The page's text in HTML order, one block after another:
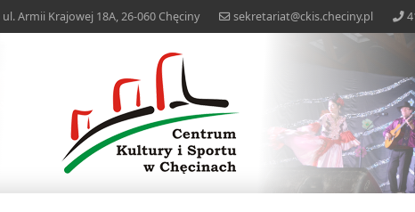
sekretariat@ckis.checiny.pl
Armii Krajowej 18A, 26-060 Chęciny